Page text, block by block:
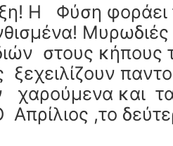
Η Φύση φοράει
στους κήπους
ξεχειλίζουν
χαρούμενα και
,το